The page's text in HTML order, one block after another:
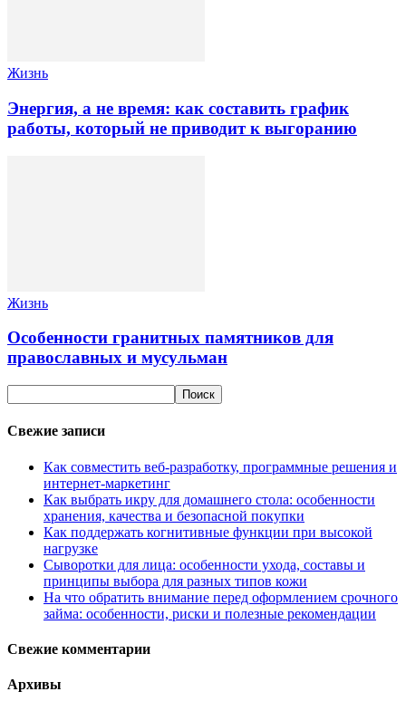
Жизнь
Энергия, а не время: как составить график
работы, который не приводит к выгоранию
Жизнь
Особенности гранитных памятников для
православных и мусульман
Свежие записи
Как совместить веб-разработку, программные решения и
интернет-маркетинг
Как выбрать икру для домашнего стола: особенности
хранения, качества и безопасной покупки
Как поддержать когнитивные функции при высокой
нагрузке
Сыворотки для лица: особенности ухода, составы и
принципы выбора для разных типов кожи
На что обратить внимание перед оформлением срочного
займа: особенности, риски и полезные рекомендации
Свежие комментарии
Архивы